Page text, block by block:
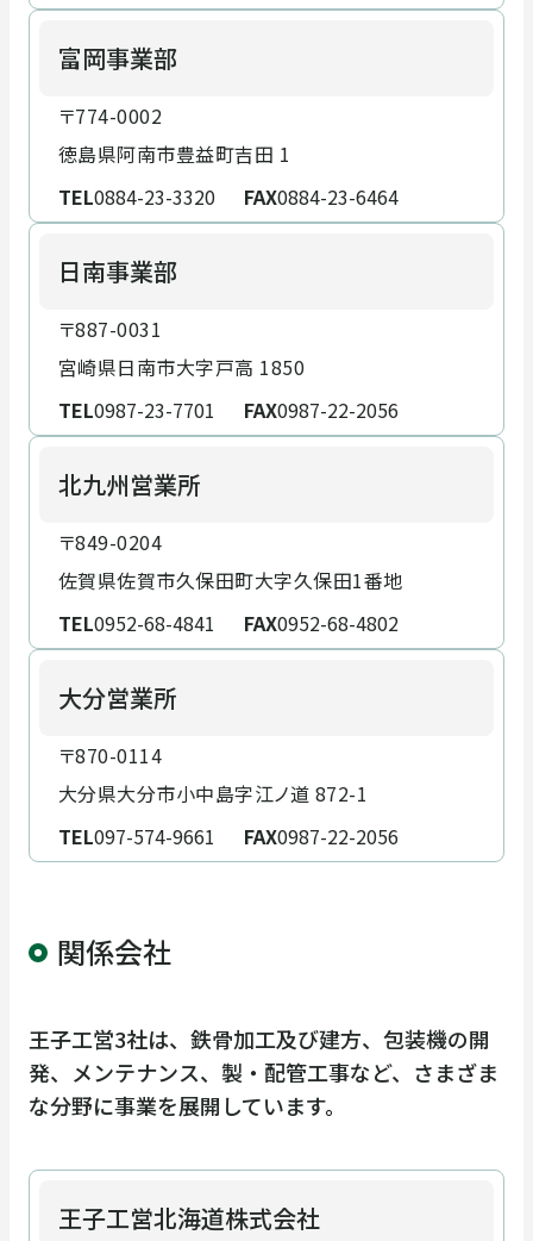
富岡事業部
〒774-0002
徳島県阿南市豊益町吉田 1
TEL0884-23-3320 FAX0884-23-6464
日南事業部
〒887-0031
宮崎県日南市大字戸高 1850
TEL0987-23-7701 FAX0987-22-2056
北九州営業所
〒849-0204
佐賀県佐賀市久保田町大字久保田1番地
TEL0952-68-4841 FAX0952-68-4802
大分営業所
〒870-0114
大分県大分市小中島字江ノ道 872-1
TEL097-574-9661 FAX0987-22-2056
関係会社
王子工営3社は、鉄骨加工及び建方、包装機の開
発、メンテナンス、製・配管工事など、さまざま
な分野に事業を展開しています。
王子工営北海道株式会社